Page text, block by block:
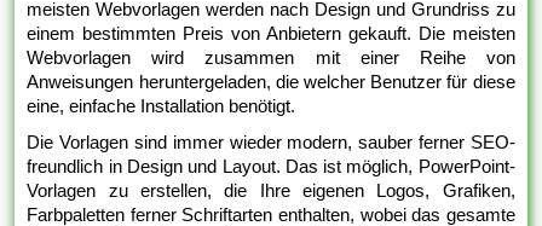
meisten Webvorlagen werden nach Design und Grundriss zu
einem bestimmten Preis von Anbietern gekauft. Die meisten
Webvorlagen wird zusammen mit einer Reihe von
Anweisungen heruntergeladen, die welcher Benutzer für diese
eine, einfache Installation benötigt.
Die Vorlagen sind immer wieder modern, sauber ferner SEO-
freundlich in Design und Layout. Das ist möglich, PowerPoint-
Vorlagen zu erstellen, die Ihre eigenen Logos, Grafiken,
Farbpaletten ferner Schriftarten enthalten, wobei das gesamte